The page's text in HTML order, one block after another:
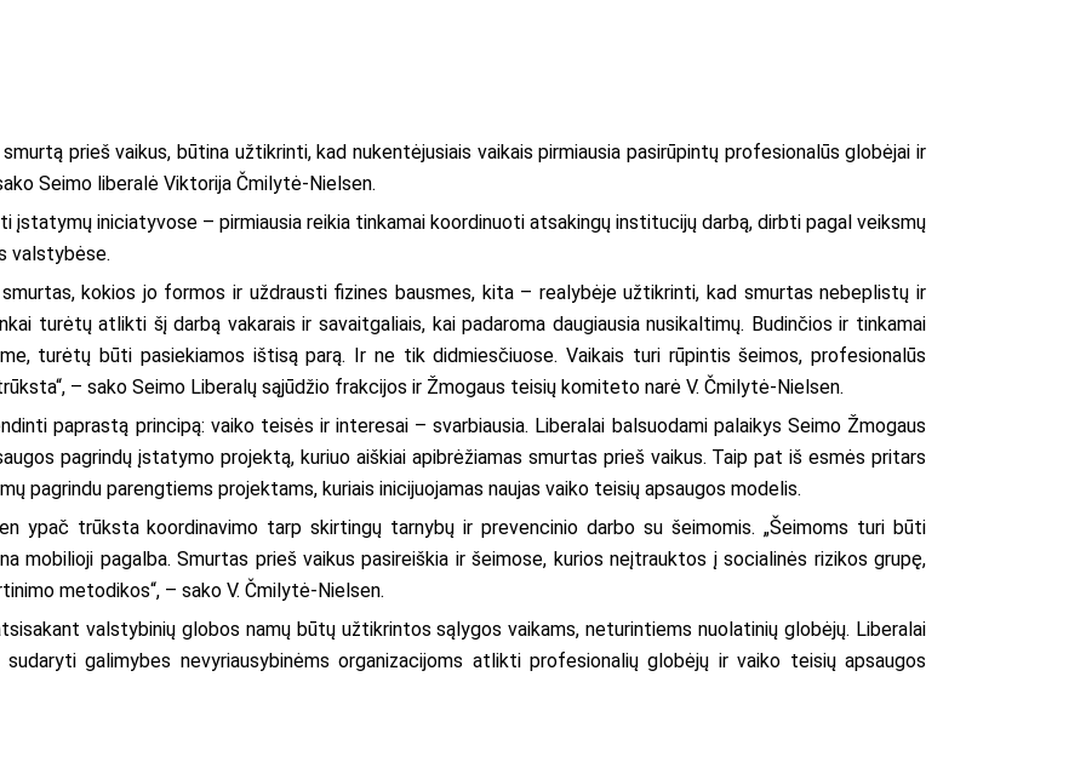
prieš vaikus, būtina užtikrinti, kad nukentėjusiais vaikais pirmiausia pasirūpintų profesionalūs globėjai ir
Seimo liberalė Viktorija Čmilytė-Nielsen.
įstatymų iniciatyvose – pirmiausia reikia tinkamai koordinuoti atsakingų institucijų darbą, dirbti pagal veiksmų
valstybėse.
smurtas, kokios jo formos ir uždrausti fizines bausmes, kita – realybėje užtikrinti, kad smurtas nebeplistų ir
turėtų atlikti šį darbą vakarais ir savaitgaliais, kai padaroma daugiausia nusikaltimų. Budinčios ir tinkamai
turėtų būti pasiekiamos ištisą parą. Ir ne tik didmiesčiuose. Vaikais turi rūpintis šeimos, profesionalūs
– sako Seimo Liberalų sąjūdžio frakcijos ir Žmogaus teisių komiteto narė V. Čmilytė-Nielsen.
paprastą principą: vaiko teisės ir interesai – svarbiausia. Liberalai balsuodami palaikys Seimo Žmogaus
pagrindų įstatymo projektą, kuriuo aiškiai apibrėžiamas smurtas prieš vaikus. Taip pat iš esmės pritars
pagrindu parengtiems projektams, kuriais inicijuojamas naujas vaiko teisių apsaugos modelis.
ypač trūksta koordinavimo tarp skirtingų tarnybų ir prevencinio darbo su šeimomis. „Šeimoms turi būti
mobilioji pagalba. Smurtas prieš vaikus pasireiškia ir šeimose, kurios neįtrauktos į socialinės rizikos grupę,
metodikos“, – sako V. Čmilytė-Nielsen.
valstybinių globos namų būtų užtikrintos sąlygos vaikams, neturintiems nuolatinių globėjų. Liberalai
galimybes nevyriausybinėms organizacijoms atlikti profesionalių globėjų ir vaiko teisių apsaugos